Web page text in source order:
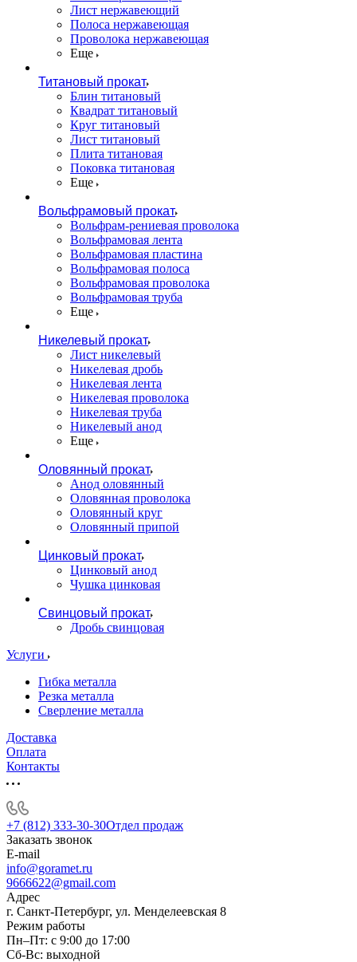
Лист нержавеющий
Полоса нержавеющая
Проволока нержавеющая
Еще
Титановый прокат
Блин титановый
Квадрат титановый
Круг титановый
Лист титановый
Плита титановая
Поковка титановая
Еще
Вольфрамовый прокат
Вольфрам-рениевая проволока
Вольфрамовая лента
Вольфрамовая пластина
Вольфрамовая полоса
Вольфрамовая проволока
Вольфрамовая труба
Еще
Никелевый прокат
Лист никелевый
Никелевая дробь
Никелевая лента
Никелевая проволока
Никелевая труба
Никелевый анод
Еще
Оловянный прокат
Анод оловянный
Оловянная проволока
Оловянный круг
Оловянный припой
Цинковый прокат
Цинковый анод
Чушка цинковая
Свинцовый прокат
Дробь свинцовая
Услуги
Гибка металла
Резка металла
Сверление металла
Доставка
Оплата
Контакты
+7 (812) 333-30-30Отдел продаж
Заказать звонок
E-mail
info@goramet.ru
9666622@gmail.com
Адрес
г. Санкт-Петербург, ул. Менделеевская 8
Режим работы
Пн–Пт: с 9:00 до 17:00
Сб-Вс: выходной